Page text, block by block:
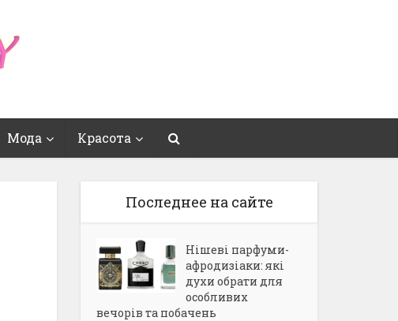
Мода Красота
Последнее на сайте
Нішеві парфуми-
афродизіаки: які
духи обрати для
особливих
вечорів та побачень